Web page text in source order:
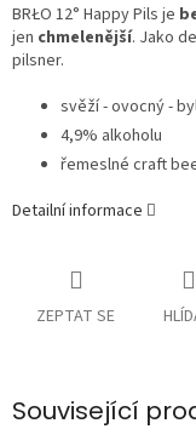
BRŁO 12° Happy Pils je
jen chmelenější. Jako
pilsner.
svěží - ovocný -
4,9% alkoholu
řemeslné craft
Detailní informace
ZEPTAT SE
Související